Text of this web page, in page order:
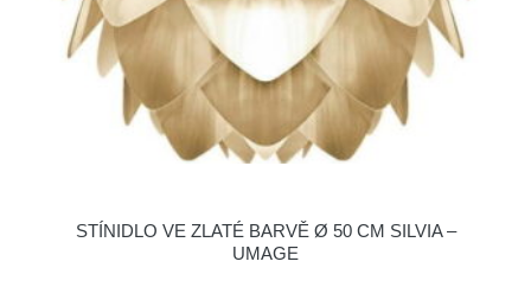
STÍNIDLO VE ZLATÉ BARVĚ Ø 50 CM SILVIA –
UMAGE